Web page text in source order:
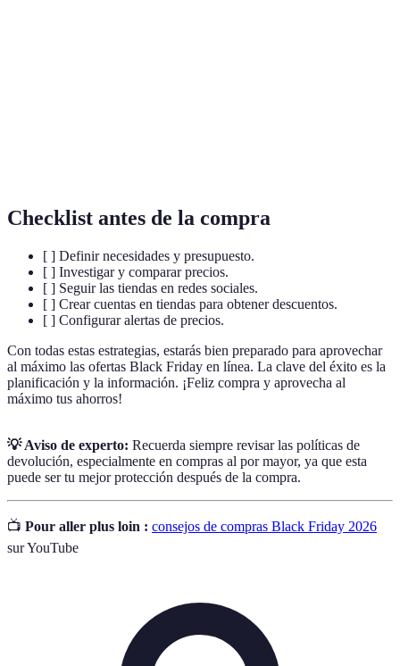
Checklist antes de la compra
[ ] Definir necesidades y presupuesto.
[ ] Investigar y comparar precios.
[ ] Seguir las tiendas en redes sociales.
[ ] Crear cuentas en tiendas para obtener descuentos.
[ ] Configurar alertas de precios.
Con todas estas estrategias, estarás bien preparado para aprovechar
al máximo las ofertas Black Friday en línea. La clave del éxito es la
planificación y la información. ¡Feliz compra y aprovecha al
máximo tus ahorros!
💡 Aviso de experto: Recuerda siempre revisar las políticas de
devolución, especialmente en compras al por mayor, ya que esta
puede ser tu mejor protección después de la compra.
📺 Pour aller plus loin : consejos de compras Black Friday 2026
sur YouTube